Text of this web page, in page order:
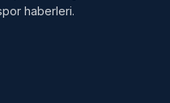
haberleri.